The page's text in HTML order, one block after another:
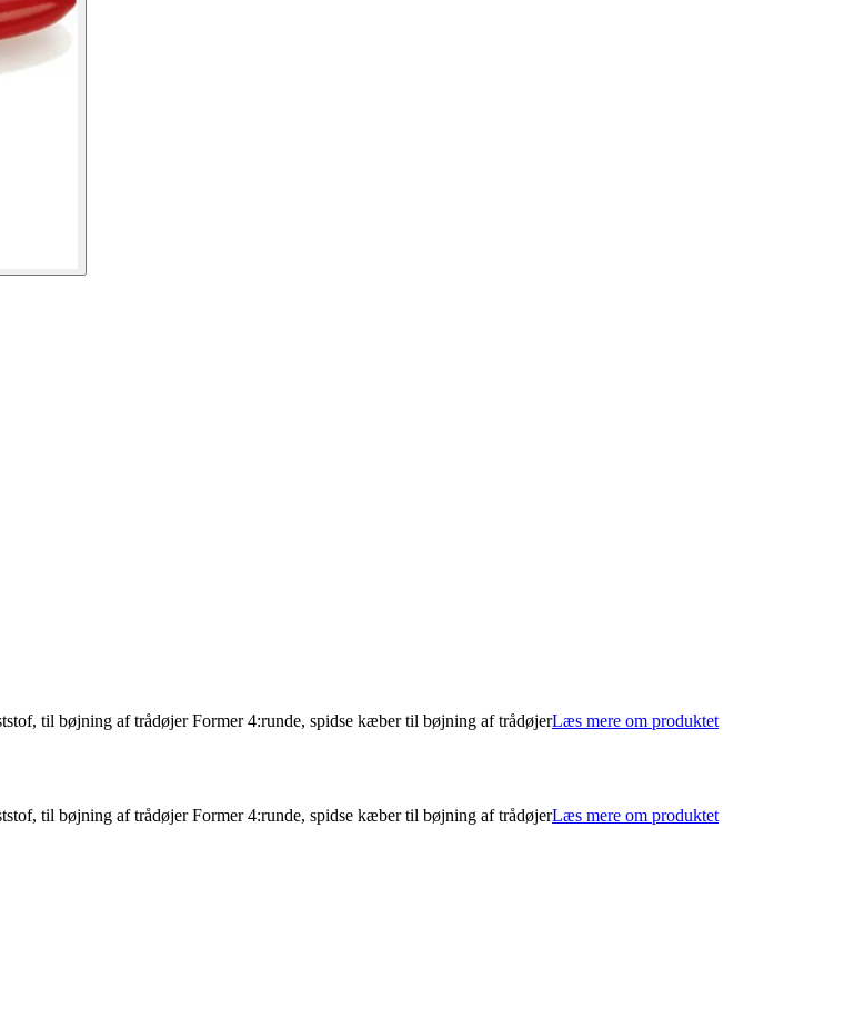
til bøjning af trådøjer Former 4:runde, spidse kæber til bøjning af trådøjerLæs mere om produktet
til bøjning af trådøjer Former 4:runde, spidse kæber til bøjning af trådøjerLæs mere om produktet